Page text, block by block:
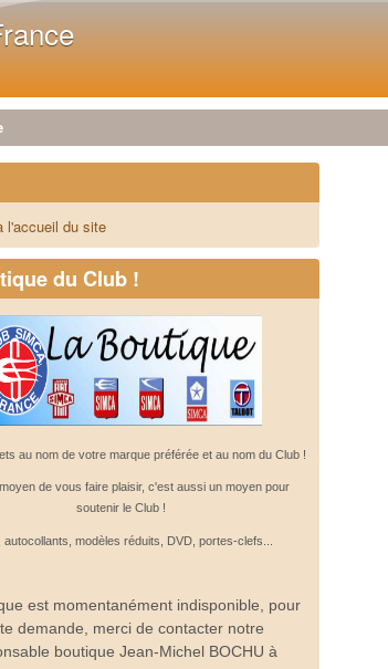
l'accueil du site
du Club !
au nom de votre marque préférée et au nom du Club !
de vous faire plaisir, c'est aussi un moyen pour
soutenir le Club !
autocollants, modèles réduits, DVD, portes-clefs...
est momentanément indisponible, pour
demande, merci de contacter notre
boutique Jean-Michel BOCHU à